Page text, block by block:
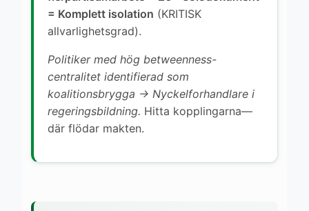
= Komplett isolation (KRITISK
allvarlighetsgrad).
Politiker med hög betweenness-
centralitet identifierad som
koalitionsbrygga → Nyckelforhandlare i
regeringsbildning. Hitta kopplingarna—
där flödar makten.